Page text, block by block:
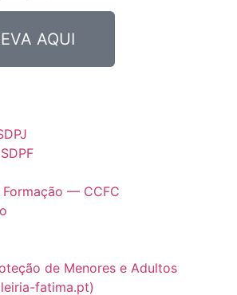
AQUI
— CCFC
de Menores e Adultos
fatima.pt)